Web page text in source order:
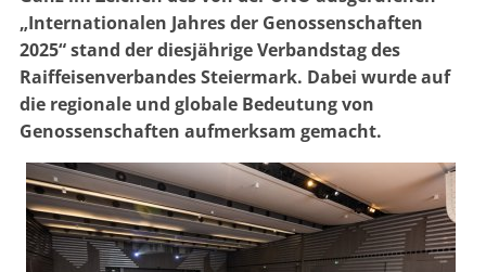
„Internationalen Jahres der Genossenschaften
2025“ stand der diesjährige Verbandstag des
Raiffeisenverbandes Steiermark. Dabei wurde auf
die regionale und globale Bedeutung von
Genossenschaften aufmerksam gemacht.